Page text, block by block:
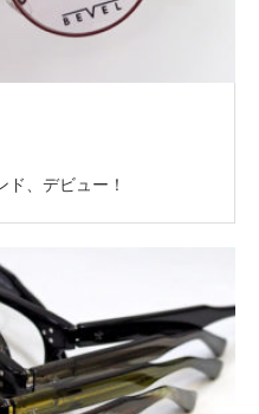
ド、デビュー！